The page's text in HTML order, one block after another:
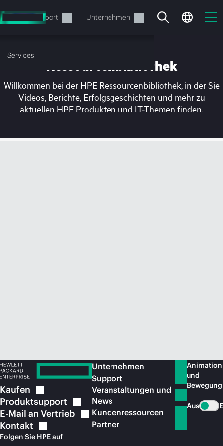
Hauptinhalt
wechseln
Support Unternehmen
Services
Ihr Warenkorb ist aktuell
Ressourcenbibliothek
Willkommen bei der HPE Ressourcenbibliothek, in der Sie
Videos, Berichte, Erfolgsgeschichten und mehr zu
aktuellen HPE Produkten und IT-Themen finden.
Kaufen
Produktsupport
E-Mail an Vertrieb
Kontakt
Folgen Sie HPE auf
Unternehmen
Support
Veranstaltungen und
News
Kundenressourcen
Partner
Animation
und
Bewegung
Aus